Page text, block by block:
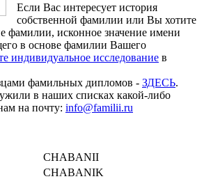
Если Вас интересует история
собственной фамилии или Вы хотите
фамилии, исконное значение имени
в основе фамилии Вашего
индивидуальное исследование в
фамильных дипломов - ЗДЕСЬ.
в наших списках какой-либо
на почту: info@familii.ru
CHABANII
CHABANIK